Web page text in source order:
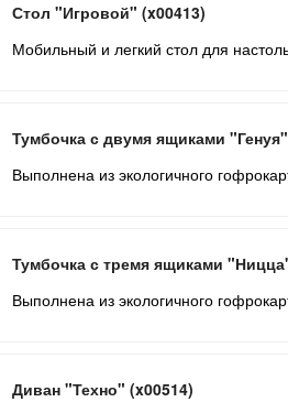
Стол "Игровой" (x00413)
Мобильный и легкий стол для
Тумбочка с двумя ящиками
Выполнена из экологичного
Тумбочка с тремя ящиками
Выполнена из экологичного
Диван "Техно" (x00514)